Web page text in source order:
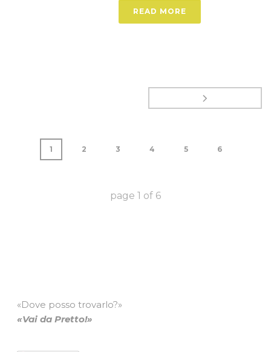
READ MORE
1 2 3 4 5 6
page 1 of 6
«Dove posso trovarlo?»
«Vai da Pretto!»